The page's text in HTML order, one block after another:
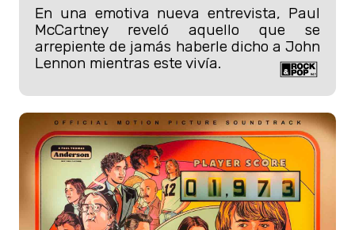
En una emotiva nueva entrevista, Paul
McCartney reveló aquello que se
arrepiente de jamás haberle dicho a John
Lennon mientras este vivía.